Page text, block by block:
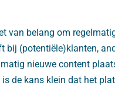
van belang om
bij (potentiële)klanten,
nieuwe content
de kans klein dat het